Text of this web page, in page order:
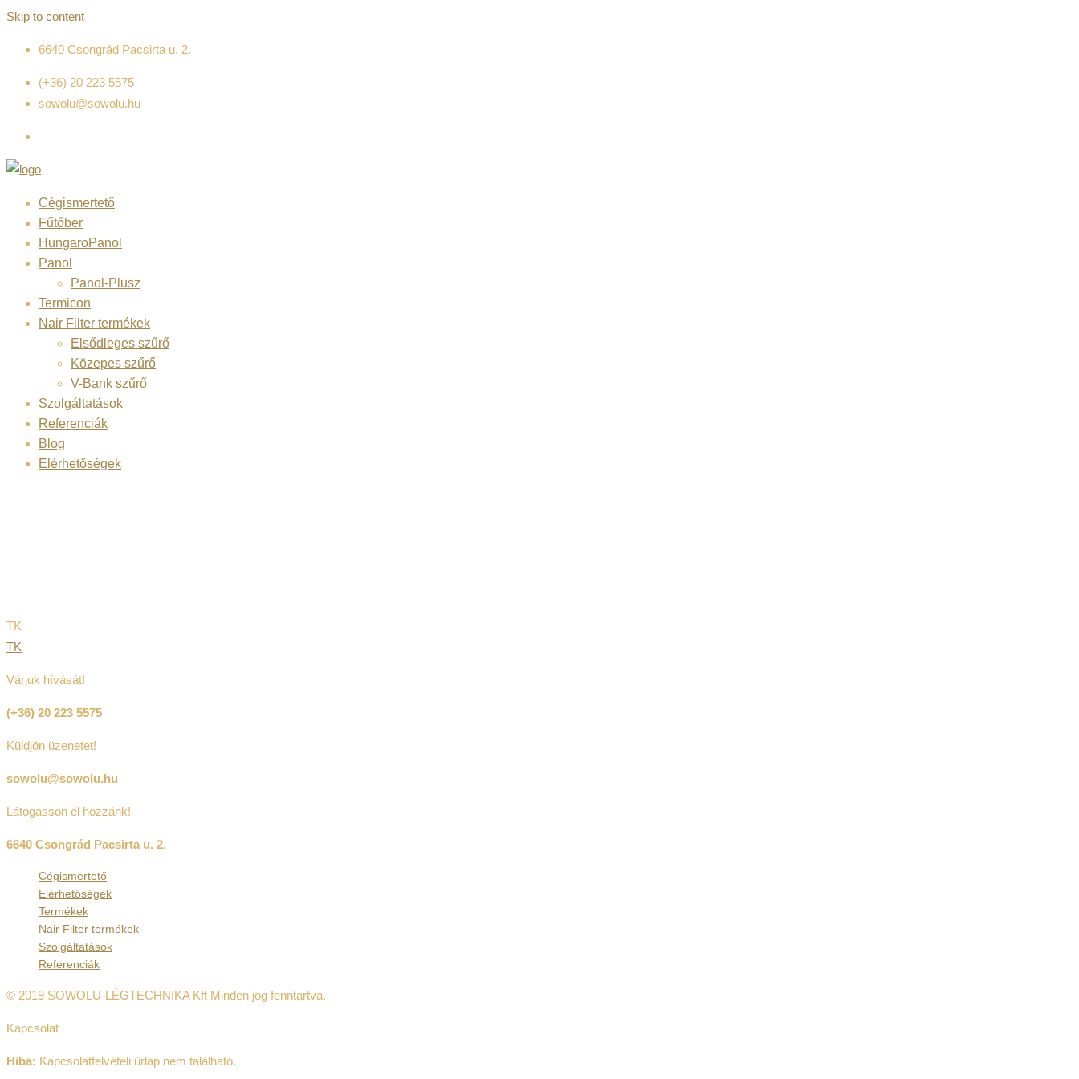
Skip to content
6640 Csongrád Pacsirta u. 2.
(+36) 20 223 5575
sowolu@sowolu.hu
Cégismertető
Fűtőber
HungaroPanol
Panol
Panol-Plusz
Termicon
Nair Filter termékek
Elsődleges szűrő
Közepes szűrő
V-Bank szűrő
Szolgáltatások
Referenciák
Blog
Elérhetőségek
TK
TK
Várjuk hívását!
(+36) 20 223 5575
Küldjön üzenetet!
sowolu@sowolu.hu
Látogasson el hozzánk!
6640 Csongrád Pacsirta u. 2.
Cégismertető
Elérhetőségek
Termékek
Nair Filter termékek
Szolgáltatások
Referenciák
© 2019 SOWOLU-LÉGTECHNIKA Kft Minden jog fenntartva.
Kapcsolat
Hiba: Kapcsolatfelvételi űrlap nem található.